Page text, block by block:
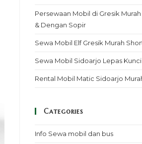
Persewaan Mobil di Gresik
& Dengan Sopir
Sewa Mobil Elf Gresik Murah
Sewa Mobil Sidoarjo Lepas Kunci
Rental Mobil Matic Sidoarjo
Categories
Info Sewa mobil dan bus